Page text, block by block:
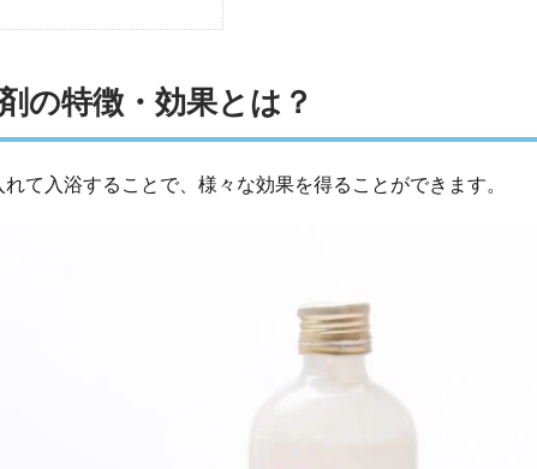
の特徴・効果とは？
て入浴することで、様々な効果を得ることができます。